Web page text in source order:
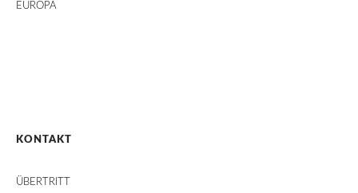
EUROPA
KONTAKT
ÜBERTRITT